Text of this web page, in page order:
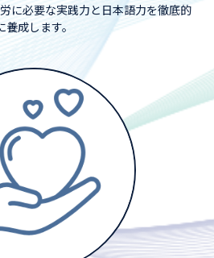
に必要な実践力と日本語力を徹底的
養成します。